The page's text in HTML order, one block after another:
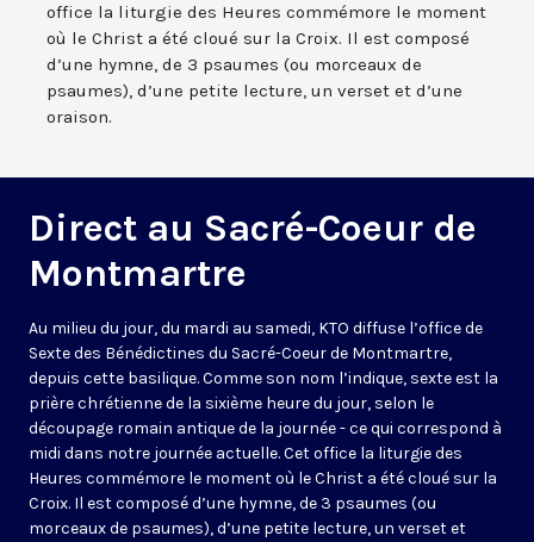
office la liturgie des Heures commémore le moment
où le Christ a été cloué sur la Croix. Il est composé
d’une hymne, de 3 psaumes (ou morceaux de
psaumes), d’une petite lecture, un verset et d’une
oraison.
Direct au Sacré-Coeur de
Montmartre
Au milieu du jour, du mardi au samedi, KTO diffuse l’office de
Sexte des Bénédictines du Sacré-Coeur de Montmartre,
depuis cette basilique. Comme son nom l’indique, sexte est la
prière chrétienne de la sixième heure du jour, selon le
découpage romain antique de la journée - ce qui correspond à
midi dans notre journée actuelle. Cet office la liturgie des
Heures commémore le moment où le Christ a été cloué sur la
Croix. Il est composé d’une hymne, de 3 psaumes (ou
morceaux de psaumes), d’une petite lecture, un verset et